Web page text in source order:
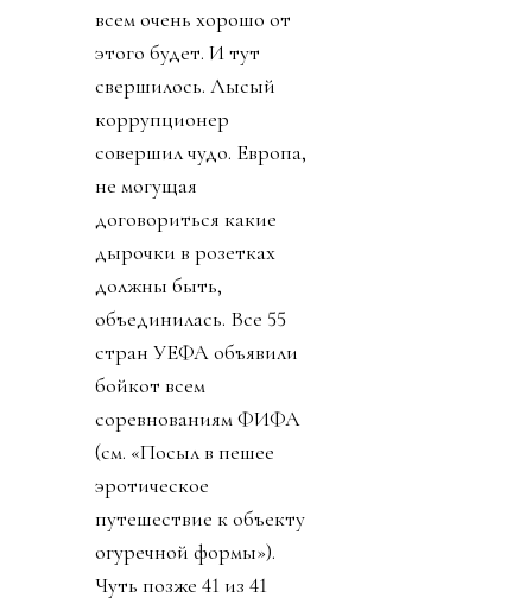
всем очень хорошо от
этого будет. И тут
свершилось. Лысый
коррупционер
совершил чудо. Европа,
не могущая
договориться какие
дырочки в розетках
должны быть,
объединилась. Все 55
стран УЕФА объявили
бойкот всем
соревнованиям ФИФА
(см. «Посыл в пешее
эротическое
путешествие к объекту
огуречной формы»).
Чуть позже 41 из 41